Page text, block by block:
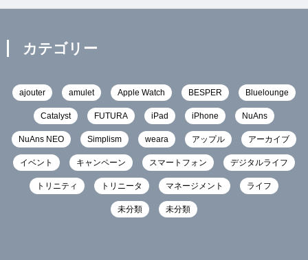
カテゴリー
ajouter amulet Apple Watch BESPER Bluelounge
Catalyst FUTURA iPad iPhone NuAns
NuAns NEO Simplism weara アップル アーカイブ
イベント キャンペーン スマートフォン デジタルライフ
トリニティ トリニータ マネージメント ライフ
未分類 未分類